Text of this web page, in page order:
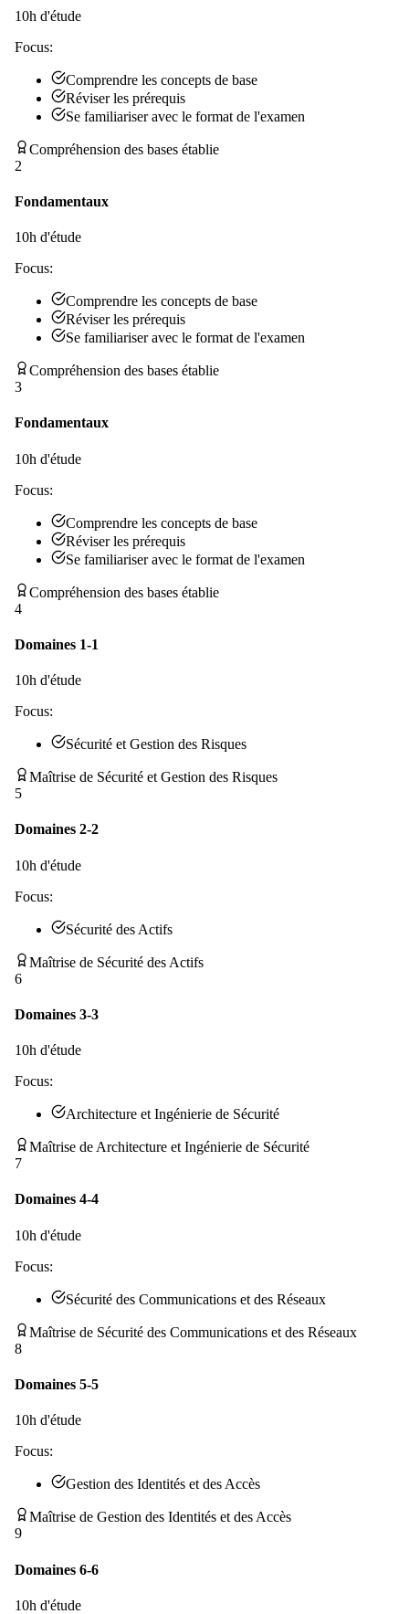
10h d'étude
Focus:
Comprendre les concepts de base
Réviser les prérequis
Se familiariser avec le format de l'examen
Compréhension des bases établie
2
Fondamentaux
10h d'étude
Focus:
Comprendre les concepts de base
Réviser les prérequis
Se familiariser avec le format de l'examen
Compréhension des bases établie
3
Fondamentaux
10h d'étude
Focus:
Comprendre les concepts de base
Réviser les prérequis
Se familiariser avec le format de l'examen
Compréhension des bases établie
4
Domaines 1-1
10h d'étude
Focus:
Sécurité et Gestion des Risques
Maîtrise de Sécurité et Gestion des Risques
5
Domaines 2-2
10h d'étude
Focus:
Sécurité des Actifs
Maîtrise de Sécurité des Actifs
6
Domaines 3-3
10h d'étude
Focus:
Architecture et Ingénierie de Sécurité
Maîtrise de Architecture et Ingénierie de Sécurité
7
Domaines 4-4
10h d'étude
Focus:
Sécurité des Communications et des Réseaux
Maîtrise de Sécurité des Communications et des Réseaux
8
Domaines 5-5
10h d'étude
Focus:
Gestion des Identités et des Accès
Maîtrise de Gestion des Identités et des Accès
9
Domaines 6-6
10h d'étude